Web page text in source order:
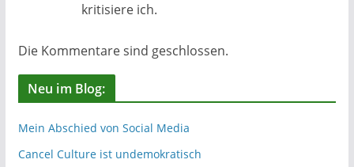
kritisiere ich.
Die Kommentare sind geschlossen.
Neu im Blog:
Mein Abschied von Social Media
Cancel Culture ist undemokratisch